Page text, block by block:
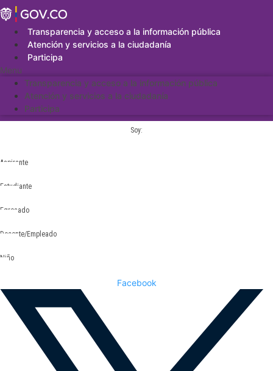
Saltar
al
contenidoTransparencia y acceso a la información pública
Atención y servicios a la ciudadanía
Participa
Menu
Transparencia y acceso a la información pública
Atención y servicios a la ciudadanía
Participa
Soy:
Aspirante
Estudiante
Egresado
Docente/Empleado
Niño
Facebook